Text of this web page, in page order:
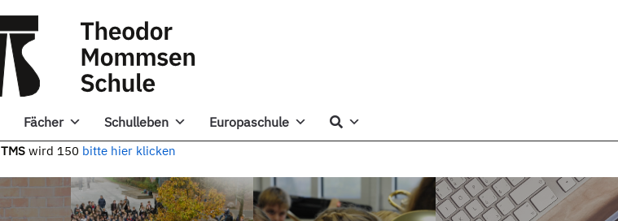
Fächer Schulleben Europaschule
TMS wird 150 bitte hier klicken